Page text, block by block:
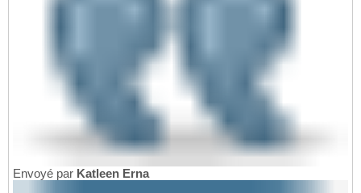
Envoyé par Katleen Erna